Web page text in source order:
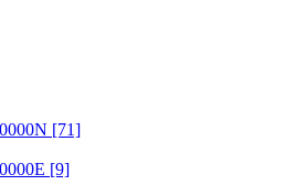
[71]
[9]